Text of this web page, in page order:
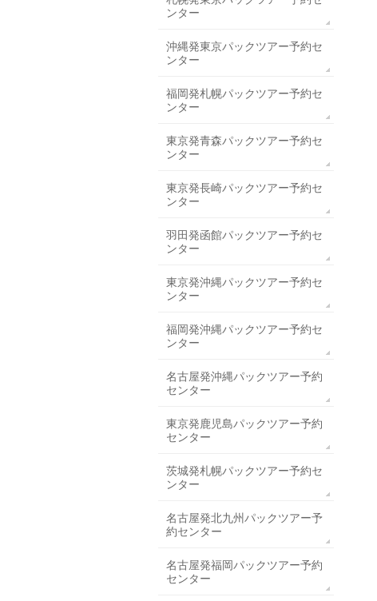
ンター
沖縄発東京パックツアー予約セ
ンター
福岡発札幌パックツアー予約セ
ンター
東京発青森パックツアー予約セ
ンター
東京発長崎パックツアー予約セ
ンター
羽田発函館パックツアー予約セ
ンター
東京発沖縄パックツアー予約セ
ンター
福岡発沖縄パックツアー予約セ
ンター
名古屋発沖縄パックツアー予約
センター
東京発鹿児島パックツアー予約
センター
茨城発札幌パックツアー予約セ
ンター
名古屋発北九州パックツアー予
約センター
名古屋発福岡パックツアー予約
センター